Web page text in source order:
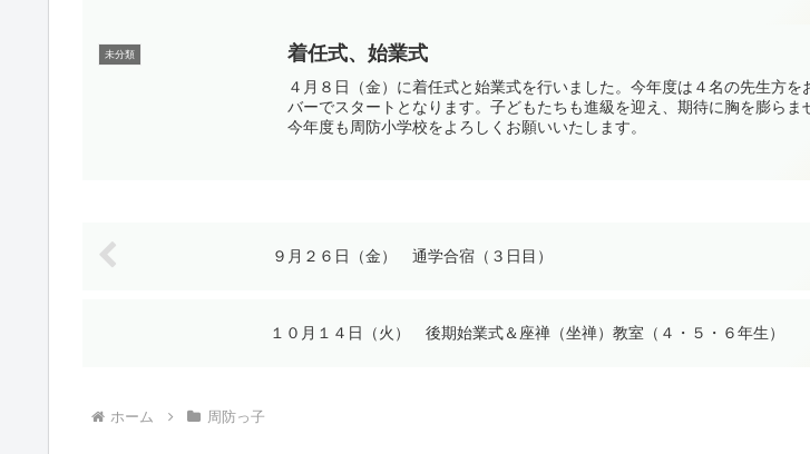
未分類 着任式、始業式
４月８日（金）に着任式と始業式を行いました。今年度は４名の先生方を
バーでスタートとなります。子どもたちも進級を迎え、期待に胸を膨らま
今年度も周防小学校をよろしくお願いいたします。
９月２６日（金） 通学合宿（３日目）
１０月１４日（火） 後期始業式＆座禅（坐禅）教室（４・５・６年生）
ホーム 周防っ子